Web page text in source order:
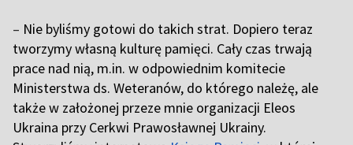
– Nie byliśmy gotowi do takich strat. Dopiero teraz
tworzymy własną kulturę pamięci. Cały czas trwają
prace nad nią, m.in. w odpowiednim komitecie
Ministerstwa ds. Weteranów, do którego należę, ale
także w założonej przeze mnie organizacji Eleos
Ukraina przy Cerkwi Prawosławnej Ukrainy.